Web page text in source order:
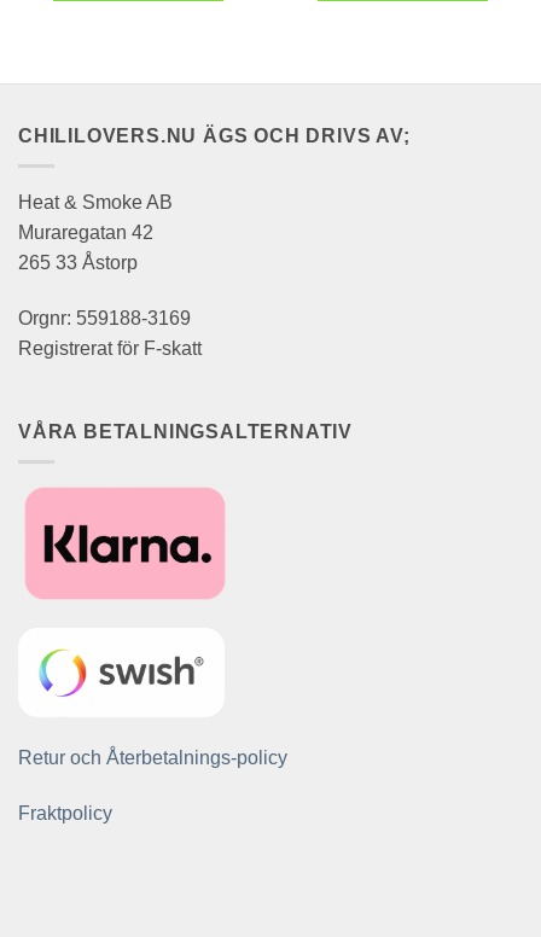
CHILILOVERS.NU ÄGS OCH DRIVS AV;
Heat & Smoke AB
Muraregatan 42
265 33 Åstorp
Orgnr: 559188-3169
Registrerat för F-skatt
VÅRA BETALNINGSALTERNATIV
Retur och Återbetalnings-policy
Fraktpolicy